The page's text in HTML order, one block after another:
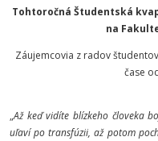
Tohtoročná Študentská
na
Záujemcovia z radov
čase
„Až keď vidíte blízkeho človeka
uľaví po transfúzii, až potom